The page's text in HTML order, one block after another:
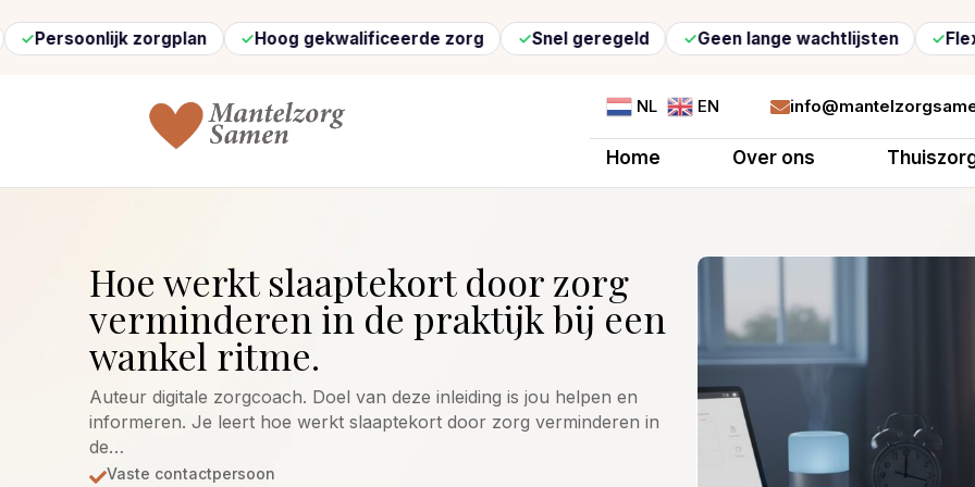
zorgplan Hoog gekwalificeerde zorg Snel geregeld Geen lange wachtlijsten Flexibele
NL EN 
Home Over ons
Hoe werkt slaaptekort door zorg
verminderen in de praktijk bij een
wankel ritme.
Auteur digitale zorgcoach. Doel van deze inleiding is jou helpen en
informeren. Je leert hoe werkt slaaptekort door zorg verminderen in
de…
Vaste contactpersoon